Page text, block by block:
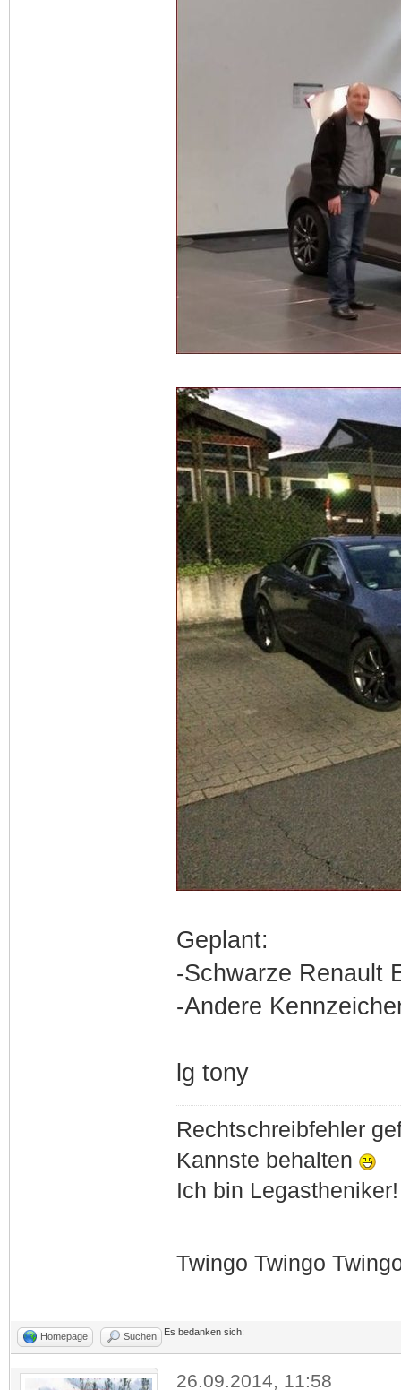
Geplant:
-Schwarze Renault
-Andere
lg tony
Rechtschreibfehler
Kannste behalten
Ich bin Legastheniker!
Twingo Twingo
Homepage Suchen Es bedanken sich:
26.09.2014, 11:58